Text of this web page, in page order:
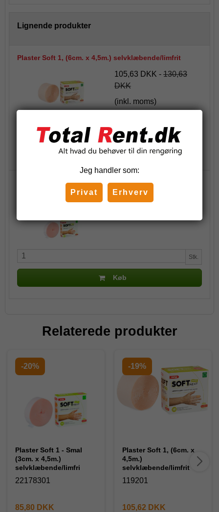
Lignende produkter
Plaster Soft 1, (6cm. x 4,5m.) selvklæbende/limfrit
105,63 DKK - 130,63
DKK
(inkl. moms)
Køb
Plaster Soft 1 - Smal (3cm. x 4,5m.) selvklæbende/limfri
-
Stk.
Køb
Relaterede produkter
-20%
Plaster Soft 1 - Smal
(3cm. x 4,5m.)
selvklæbende/limfri
22178301
85,80 DKK
-19%
Plaster Soft 1, (6cm. x
4,5m.)
selvklæbende/limfrit
119201
105,62 DKK
Jeg handler som:
Privat Erhverv